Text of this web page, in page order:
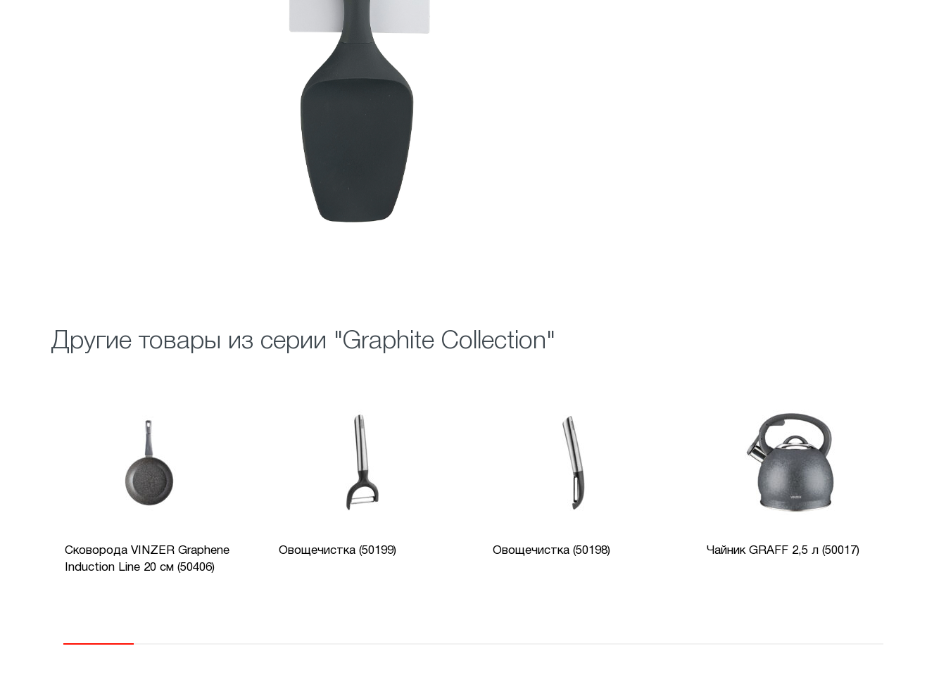
Другие товары из серии "Graphite Collection"
Сковорода VINZER Graphene
Induction Line 20 см (50406)
Овощечистка (50199) Овощечистка (50198) Чайник GRAFF 2,5 л (50017)